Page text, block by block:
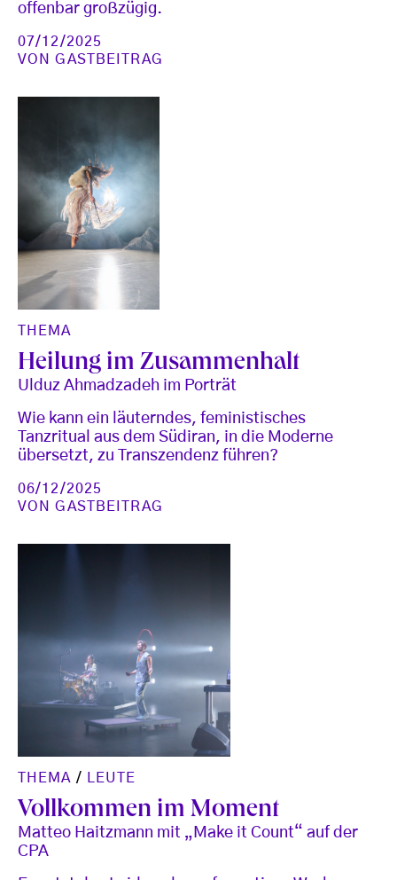
offenbar großzügig.
07/12/2025
VONGASTBEITRAG
THEMA
Heilung im Zusammenhalt
Ulduz Ahmadzadeh im Porträt
Wie kann ein läuterndes, feministisches
Tanzritual aus dem Südiran, in die Moderne
übersetzt, zu Transzendenz führen?
06/12/2025
VONGASTBEITRAG
THEMA / LEUTE
Vollkommen im Moment
Matteo Haitzmann mit „Make it Count“ auf der
CPA